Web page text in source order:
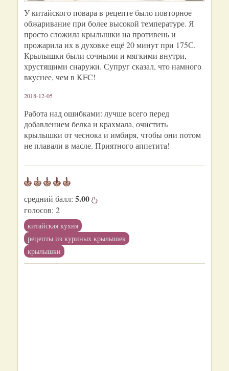
У китайского повара в рецепте было повторное
обжаривание при более высокой температуре. Я
просто сложила крылышки на противень и
прожарила их в духовке ещё 20 минут при 175С.
Крылышки были сочными и мягкими внутри,
хрустящими снаружи. Супруг сказал, что намного
вкуснее, чем в KFC!
2018-12-05
Работа над ошибками: лучше всего перед
добавлением белка и крахмала, очистить
крылышки от чеснока и имбиря, чтобы они потом
не плавали в масле. Приятного аппетита!
средний балл: 5.00
голосов: 2
китайская кухня
рецепты из куриных крылышек
крылышки